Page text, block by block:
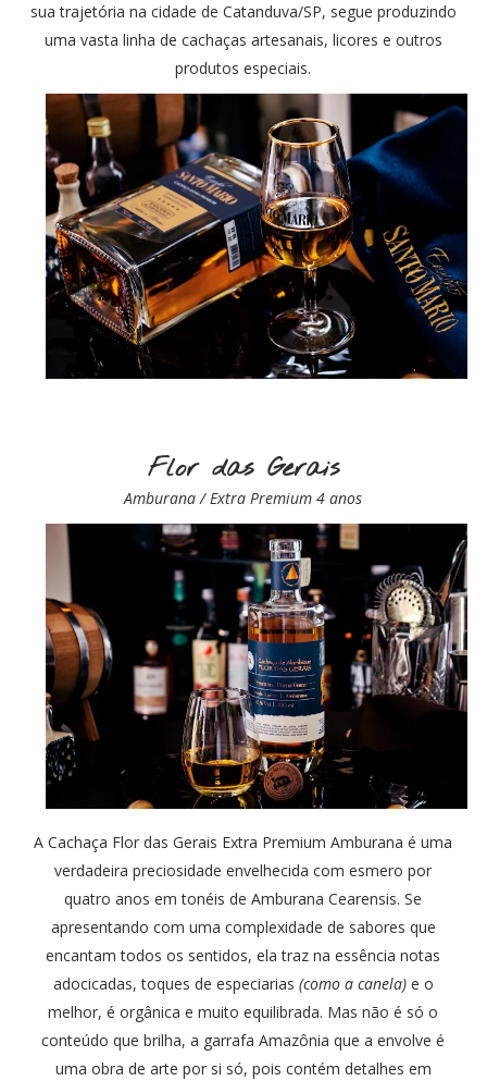
sua trajetória na cidade de Catanduva/SP, segue produzindo
uma vasta linha de cachaças artesanais, licores e outros
produtos especiais.
Flor das Gerais
Amburana / Extra Premium 4 anos
A Cachaça Flor das Gerais Extra Premium Amburana é uma
verdadeira preciosidade envelhecida com esmero por
quatro anos em tonéis de Amburana Cearensis. Se
apresentando com uma complexidade de sabores que
encantam todos os sentidos, ela traz na essência notas
adocicadas, toques de especiarias (como a canela) e o
melhor, é orgânica e muito equilibrada. Mas não é só o
conteúdo que brilha, a garrafa Amazônia que a envolve é
uma obra de arte por si só, pois contém detalhes em